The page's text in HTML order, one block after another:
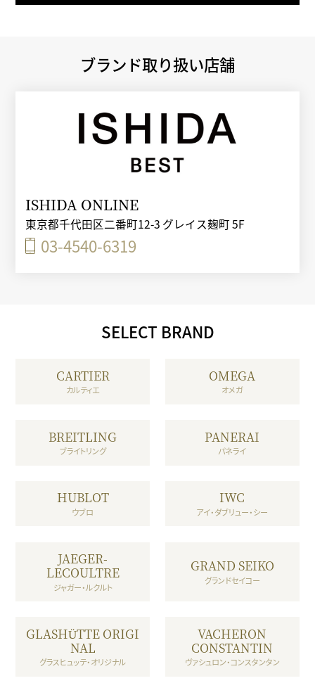
ブランド取り扱い店舗
ISHIDA ONLINE
東京都千代田区二番町12-3 グレイス麹町 5F
03-4540-6319
SELECT BRAND
CARTIER
カルティエ
OMEGA
オメガ
BREITLING
ブライトリング
PANERAI
パネライ
HUBLOT
ウブロ
IWC
アイ・ダブリュー・シー
JAEGER-
LECOULTRE
ジャガー・ルクルト
GRAND SEIKO
グランドセイコー
GLASHÜTTE ORIGI
NAL
グラスヒュッテ・オリジナル
VACHERON
CONSTANTIN
ヴァシュロン・コンスタンタン